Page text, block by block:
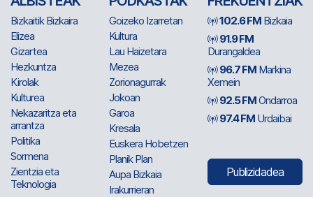
Bizkaitik Bizkaira
Elizea
Gizartea
Hezkuntza
Kirolak
Kulturea
Nekazaritza eta
arrantza
Politika
Sormena
Zientzia eta
Teknologia
Goizeko Izarretan
Kultura
Lau Haizetara
Mezea
Zorionagurrak
Jokoan
Garoa
Kresala
Euskera Hobetzen
Planik Plan
Aupa Bizkaia
Irakurrieran
102.6 FM Bizkaia
91.9 FM
Durangaldea
96.7 FM Markina
Xemein
92.5 FMOndarroa
97.4 FM Urdaibai
Publizidadea